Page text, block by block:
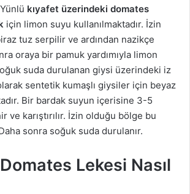
kıyafet üzerindeki domates
için limon suyu kullanılmaktadır. İzin
tuz serpilir ve ardından nazikçe
oraya bir pamuk yardımıyla limon
suda durulanan giysi üzerindeki iz
sentetik kumaşlı giysiler için beyaz
Bir bardak suyun içerisine 3-5
ve karıştırılır. İzin olduğu bölge bu
sonra soğuk suda durulanır.
Lekesi Nasıl